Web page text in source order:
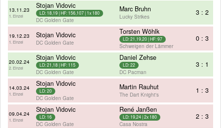
13.11.23
1. Einzel
Stojan Vidovic
LD: 18,19 | HF: 156,107 | 1x 180
DC Golden Gate
Marc Bruhn
Lucky Strikes 3 : 2
19.12.23
1. Einzel
Stojan Vidovic
DC Golden Gate
Torsten Wöhlk
LD: 21,19,20 | HF: 97
Schweigen der Lämmer
0 : 3
20.02.24
2. Einzel
Stojan Vidovic
LD: 21,18 | HF: 115
DC Golden Gate
Daniel Zehse
LD: 22
DC Pacman
3 : 1
14.03.24
1. Einzel
Stojan Vidovic
LD: 20
DC Golden Gate
Martin Rauhut
The Dart Knight's 1 : 3
09.04.24
1. Einzel
Stojan Vidovic
LD: 16
DC Golden Gate
René Janßen
LD: 19,24 | 2x 180
Casa Nostra
2 : 3